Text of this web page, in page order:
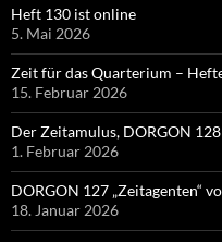
Heft 130 ist online
5. Mai 2026
Zeit für das Quarterium –
15. Februar 2026
Der Zeitamulus, DORGON
1. Februar 2026
DORGON 127 „Zeitagenten“
18. Januar 2026